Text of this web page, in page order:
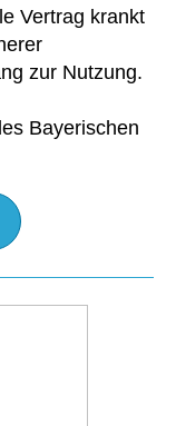
Vertrag krankt
zur Nutzung.
Bayerischen